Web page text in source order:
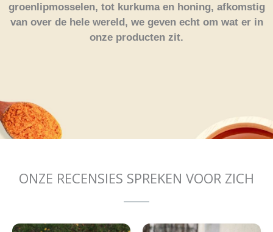
groenlipmosselen, tot kurkuma en honing, afkomstig
van over de hele wereld, we geven echt om wat er in
onze producten zit.
ONZE RECENSIES SPREKEN VOOR ZICH